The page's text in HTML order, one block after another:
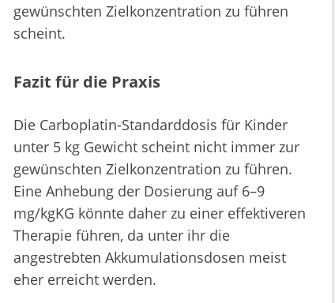
gewünschten Zielkonzentration zu führen
scheint.
Fazit für die Praxis
Die Carboplatin-Standarddosis für Kinder
unter 5 kg Gewicht scheint nicht immer zur
gewünschten Zielkonzentration zu führen.
Eine Anhebung der Dosierung auf 6–9
mg/kgKG könnte daher zu einer effektiveren
Therapie führen, da unter ihr die
angestrebten Akkumulationsdosen meist
eher erreicht werden.